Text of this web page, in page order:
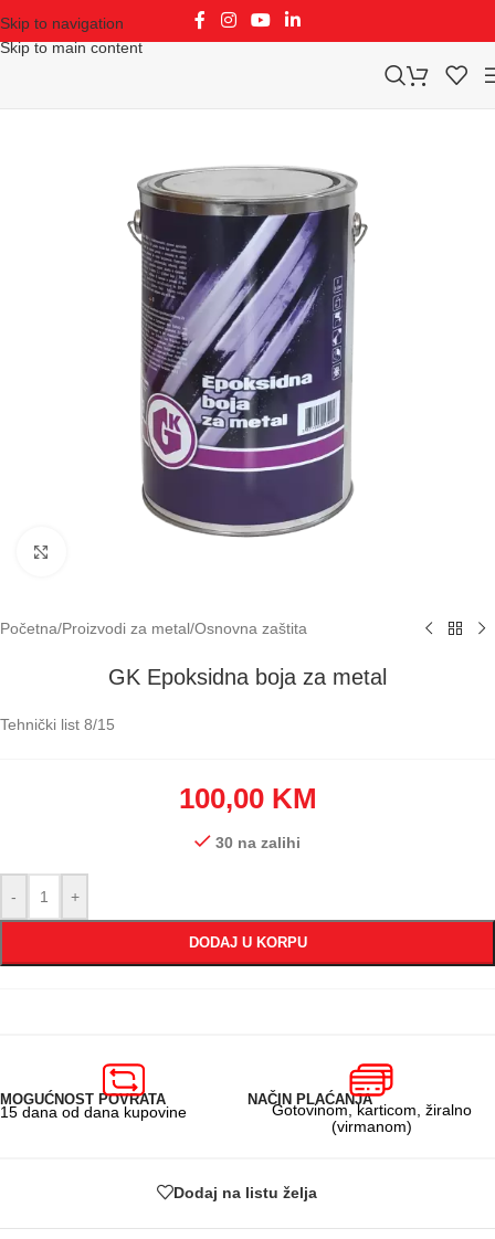
Skip to navigation
Skip to main content
Početna/Proizvodi za metal/Osnovna zaštita
GK Epoksidna boja za metal
Tehnički list 8/15
100,00 KM
30 na zalihi
- +
DODAJ U KORPU
MOGUĆNOST POVRATA
15 dana od dana kupovine
NAČIN PLAĆANJA
Gotovinom, karticom, žiralno
(virmanom)
Dodaj na listu želja